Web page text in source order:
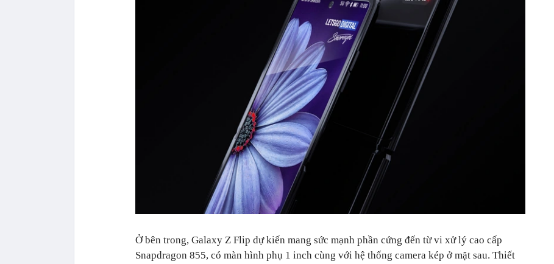
Ở bên trong, Galaxy Z Flip dự kiến mang sức mạnh phần cứng đến từ vi xử lý cao cấp
Snapdragon 855, có màn hình phụ 1 inch cùng với hệ thống camera kép ở mặt sau. Thiết